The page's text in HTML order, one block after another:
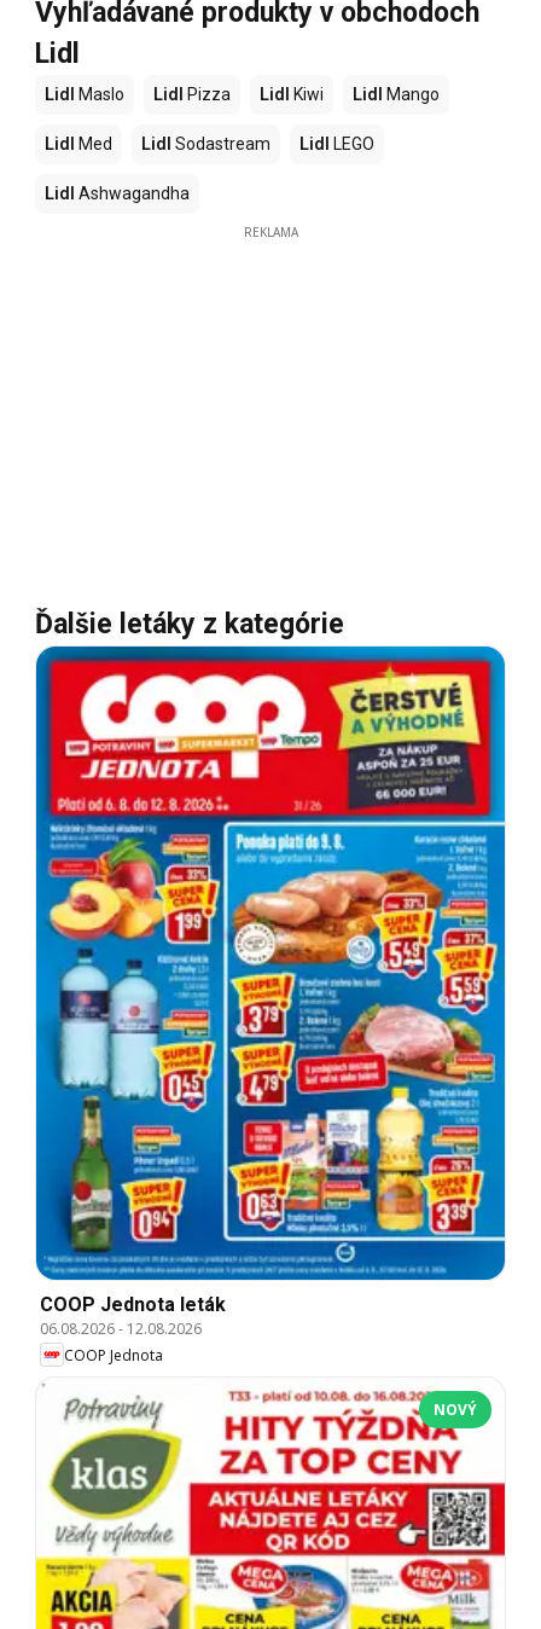
Vyhľadávané produkty v obchodoch
Lidl
Lidl Maslo Lidl Pizza Lidl Kiwi Lidl Mango
Lidl Med Lidl Sodastream Lidl LEGO
Lidl Ashwagandha
REKLAMA
Ďalšie letáky z kategórie
COOP Jednota leták
06.08.2026- 12.08.2026
COOP Jednota
NOVÝ